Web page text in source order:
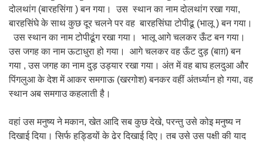
दोलथांग (बारहसिंगा ) बन गया। उस स्थान का नाम दोलथांग रखा गया,
बारहसिंघे के साथ कुछ दूर चलने पर वह बारहसिंघा टोपीढू (भालू ) बन गया।
उस स्थान का नाम टोपीढूंग रखा गया। भालू आगे चलकर ऊँट बन गया।
उस जगह का नाम ऊटाधुरा हो गया। आगे चलकर वह ऊँट दुड़ (बाग़) बन
गया , उस जगह का नाम दुड़ उड्यार रखा गया। अंत में वह बाघ हलदुआ और
पिंगलुआ के देश में आकर समगाऊ (खरगोश) बनकर वहीं अंतर्ध्यान हो गया, वह
स्थान अब समगाउ कहलाती है।
वहां उस मनुष्य ने मकान, खेत आदि सब कुछ देखे, परन्तु उसे कोइ मनुष्य न
दिखाई दिया। सिर्फ हड्डियों के ढेर दिखाई दिए। तब उसे उस पक्षी की याद